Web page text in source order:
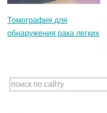
Томография для
обнаружения рака легких